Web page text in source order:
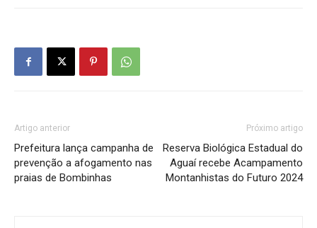
Artigo anterior
Prefeitura lança campanha de
prevenção a afogamento nas
praias de Bombinhas
Próximo artigo
Reserva Biológica Estadual do
Aguaí recebe Acampamento
Montanhistas do Futuro 2024